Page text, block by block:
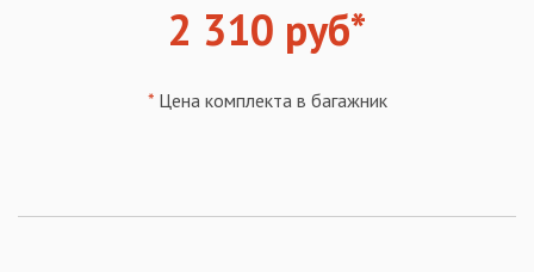
2 310 руб*
*Цена комплекта в багажник